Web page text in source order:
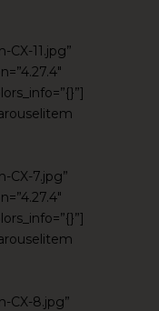
11.jpg”
CX-7.jpg”
CX-8.jpg”